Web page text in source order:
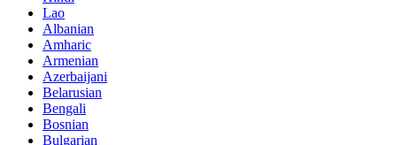
Lao
Albanian
Amharic
Armenian
Azerbaijani
Belarusian
Bengali
Bosnian
Bulgarian